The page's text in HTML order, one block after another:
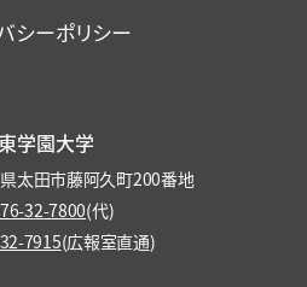
シーポリシー
学園大学
太田市藤阿久町200番地
32-7800(代)
7915(広報室直通)